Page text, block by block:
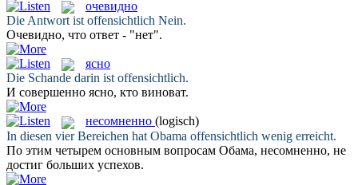
очевидно
Die Antwort ist offensichtlich Nein.
Очевидно, что ответ - "нет".
ясно
Die Schande darin istoffensichtlich.
И совершенно ясно, кто виноват.
несомненно (logisch)
In diesen vier Bereichen hat Obama offensichtlich wenig erreicht.
По этим четырем основным вопросам Обама, несомненно, не
достиг больших успехов.